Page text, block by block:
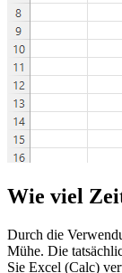
Wie viel
Durch die
Mühe. Die
Sie Excel (Calc)